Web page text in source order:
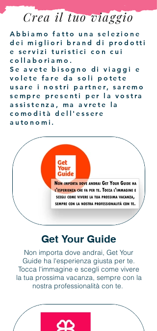
Crea il tuo viaggio
Abbiamo fatto una selezione
dei migliori brand di prodotti
e servizi turistici con cui
collaboriamo.
Se avete bisogno di viaggi e
volete fare da soli potete
usare i nostri partner, saremo
sempre presenti per la vostra
assistenza, ma avrete la
comodità dell'essere
autonomi.
Get Your Guide
Non importa dove andrai, Get Your
Guide ha l'esperienza giusta per te.
Tocca l'immagine e scegli come vivere
la tua prossima vacanza, sempre con la
nostra professionalità con te.